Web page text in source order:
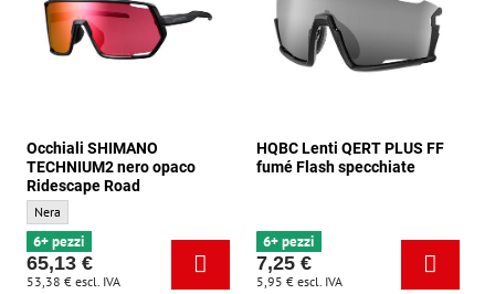
Occhiali SHIMANO
TECHNIUM2 nero opaco
Ridescape Road
Occhiali SHIMANO TECHNIUM2 nero opaco Ridescape Road - Colore di base:
Nera
6+ pezzi
65,13 €
53,38 € escl. IVA
HQBC Lenti QERT PLUS FF
fumé Flash specchiate
6+ pezzi
7,25 €
5,95 € escl. IVA